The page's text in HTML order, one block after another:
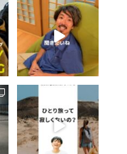
タビイクに参加し
て、一番変わったこ
とは何ですか？
勇気を出せるように
なった。
75 13
ひとり旅って、寂し
くないですか？
140か国を旅してき
た答えは、 ...
57 0